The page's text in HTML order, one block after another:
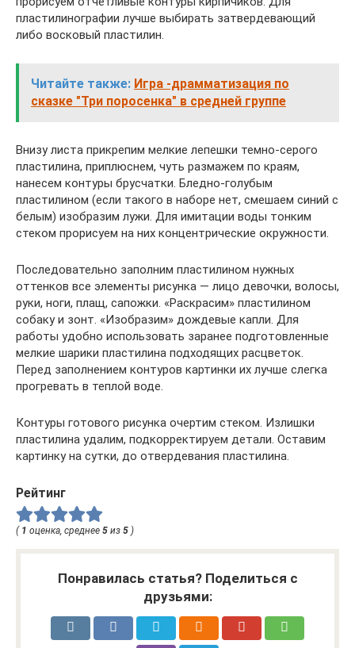
пластилинографии лучше выбирать затвердевающий
либо восковый пластилин.
Читайте также: Игра -драмматизация по
сказке "Три поросенка" в средней группе
Внизу листа прикрепим мелкие лепешки темно-серого
пластилина, приплюснем, чуть размажем по краям,
нанесем контуры брусчатки. Бледно-голубым
пластилином (если такого в наборе нет, смешаем синий с
белым) изобразим лужи. Для имитации воды тонким
стеком прорисуем на них концентрические окружности.
Последовательно заполним пластилином нужных
оттенков все элементы рисунка — лицо девочки, волосы,
руки, ноги, плащ, сапожки. «Раскрасим» пластилином
собаку и зонт. «Изобразим» дождевые капли. Для
работы удобно использовать заранее подготовленные
мелкие шарики пластилина подходящих расцветок.
Перед заполнением контуров картинки их лучше слегка
прогревать в теплой воде.
Контуры готового рисунка очертим стеком. Излишки
пластилина удалим, подкорректируем детали. Оставим
картинку на сутки, до отвердевания пластилина.
Рейтинг
( 1 оценка, среднее 5 из 5 )
Понравилась статья? Поделиться с
друзьями: